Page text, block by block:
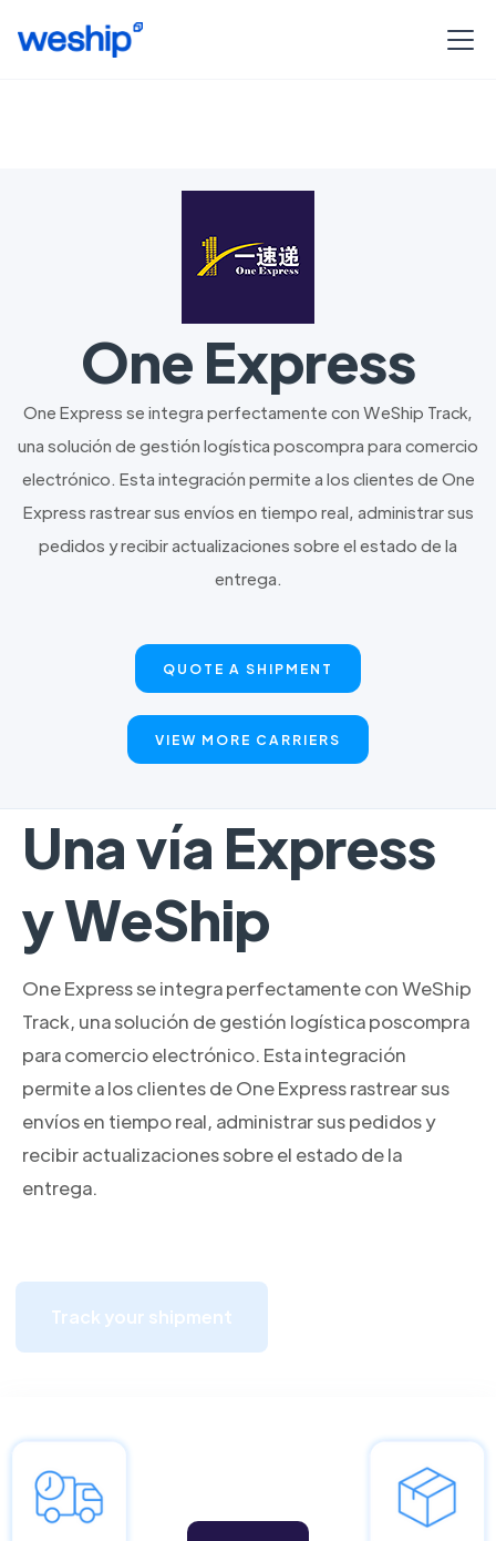
One Express
One Express se integra perfectamente con WeShip Track,
una solución de gestión logística poscompra para comercio
electrónico. Esta integración permite a los clientes de One
Express rastrear sus envíos en tiempo real, administrar sus
pedidos y recibir actualizaciones sobre el estado de la
entrega.
QUOTE A SHIPMENT
VIEW MORE CARRIERS
Una vía Express
y WeShip
One Express se integra perfectamente con WeShip
Track, una solución de gestión logística poscompra
para comercio electrónico. Esta integración
permite a los clientes de One Express rastrear sus
envíos en tiempo real, administrar sus pedidos y
recibir actualizaciones sobre el estado de la
entrega.
Track your shipment